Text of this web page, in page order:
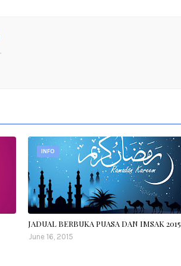
INFO
JADUAL BERBUKA PUASA DAN IMSAK 2015
June 16, 2015